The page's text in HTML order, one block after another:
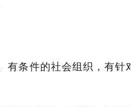
有条件的社会组织，有针